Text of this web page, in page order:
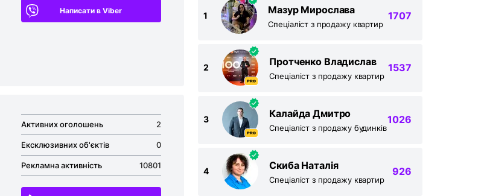
Написати в Viber
Активних оголошень 2
Ексклюзивних об'єктів 0
Рекламна активність 10801
1 Мазур Мирослава
Спеціаліст з продажу квартир
1707
2 Протченко Владислав
Спеціаліст з продажу квартир
1537
3 Калайда Дмитро
Спеціаліст з продажу будинків
1026
4 Скиба Наталія
Спеціаліст з продажу квартир
926